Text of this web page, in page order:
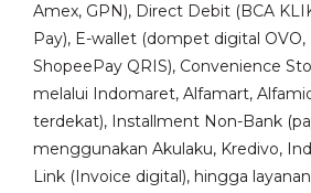
Amex, GPN), Direct Debit (BCA
Pay), E-wallet (dompet digital OVO,
ShopeePay QRIS), Convenience
melalui Indomaret, Alfamart,
terdekat), Installment Non-Bank
menggunakan Akulaku, Kredivo,
Link (Invoice digital), hingga